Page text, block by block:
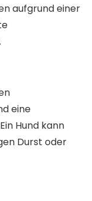
aufgrund einer
eine
Hund kann
Durst oder